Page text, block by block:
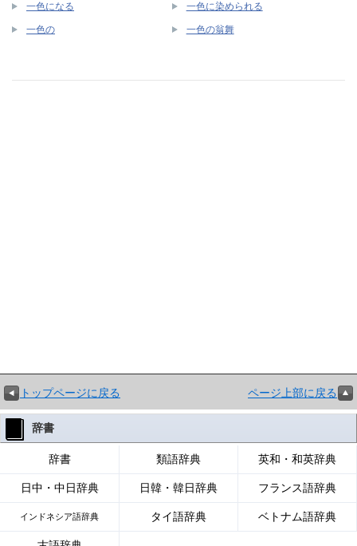
一色になる 一色に染められる
一色の 一色の翁舞
トップページに戻る ページ上部に戻る
辞書
辞書 類語辞典 英和・和英辞典
日中・中日辞典 日韓・韓日辞典 フランス語辞典
インドネシア語辞典 タイ語辞典 ベトナム語辞典